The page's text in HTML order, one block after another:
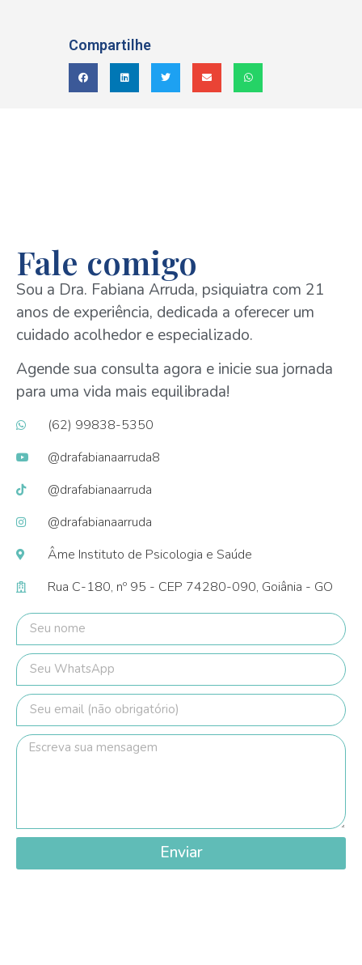
Compartilhe
Fale comigo
Sou a Dra. Fabiana Arruda, psiquiatra com 21
anos de experiência, dedicada a oferecer um
cuidado acolhedor e especializado.
Agende sua consulta agora e inicie sua jornada
para uma vida mais equilibrada!
(62) 99838-5350
@drafabianaarruda8
@drafabianaarruda
@drafabianaarruda
Âme Instituto de Psicologia e Saúde
Rua C-180, nº 95 - CEP 74280-090, Goiânia - GO
Enviar